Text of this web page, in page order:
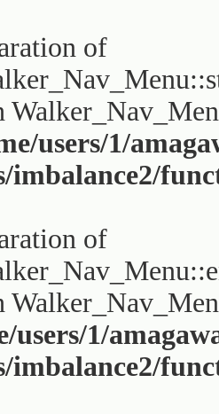
of
users/1/
imbalance2/
of
users/1/
imbalance2/